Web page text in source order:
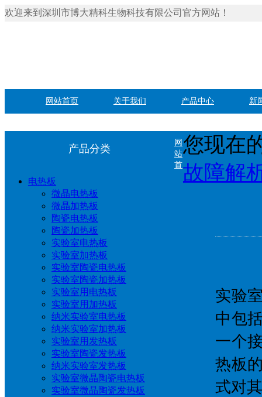
欢迎来到深圳市博大精科生物科技有限公司官方网站！
网站首页 关于我们 产品中心 新
产品分类
电热板
微晶电热板
微晶加热板
陶瓷电热板
陶瓷加热板
实验室电热板
实验室加热板
实验室陶瓷电热板
实验室陶瓷加热板
实验室用电热板
实验室用加热板
纳米实验室电热板
纳米实验室加热板
实验室用发热板
实验室陶瓷发热板
纳米实验室发热板
实验室微晶陶瓷电热板
实验室微晶陶瓷发热板
您现在
故障解
实验
中包
一个
热板
式对
网
站
首